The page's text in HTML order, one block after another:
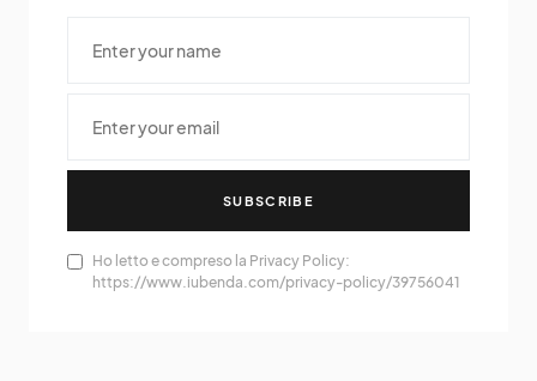
SUBSCRIBE
Ho letto e compreso la Privacy Policy:
https://www.iubenda.com/privacy-policy/39756041